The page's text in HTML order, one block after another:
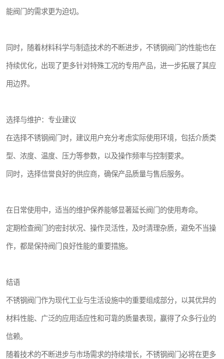
能阀门的需求更为迫切。
同时，随着材料科学与制造技术的不断进步，不锈钢阀门的性能也在
持续优化，出现了更多针对特殊工况的专用产品，进一步拓展了其应
用边界。
选择与维护：专业建议
在选择不锈钢阀门时，建议用户充分考虑实际使用环境，包括介质类
型、浓度、温度、压力等参数，以及操作频率与控制要求。
同时，选择信誉良好的供应商，确保产品质量与售后服务。
在日常使用中，适当的维护保养能够显著延长阀门的使用寿命。
定期检查阀门的密封状况、操作灵活性，及时清理杂质，避免不当操
作，都是保持阀门良好性能的重要措施。
结语
不锈钢阀门作为现代工业与生活设施中的重要组成部分，以其优异的
材料性能、广泛的应用适应性和可靠的质量表现，赢得了众多行业的
信赖。
随着技术的不断进步与市场需求的持续增长，不锈钢阀门必将在更多